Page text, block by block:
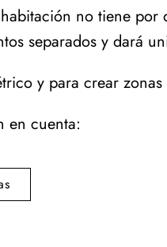
no tiene por
separados y dará
y para crear
en cuenta: